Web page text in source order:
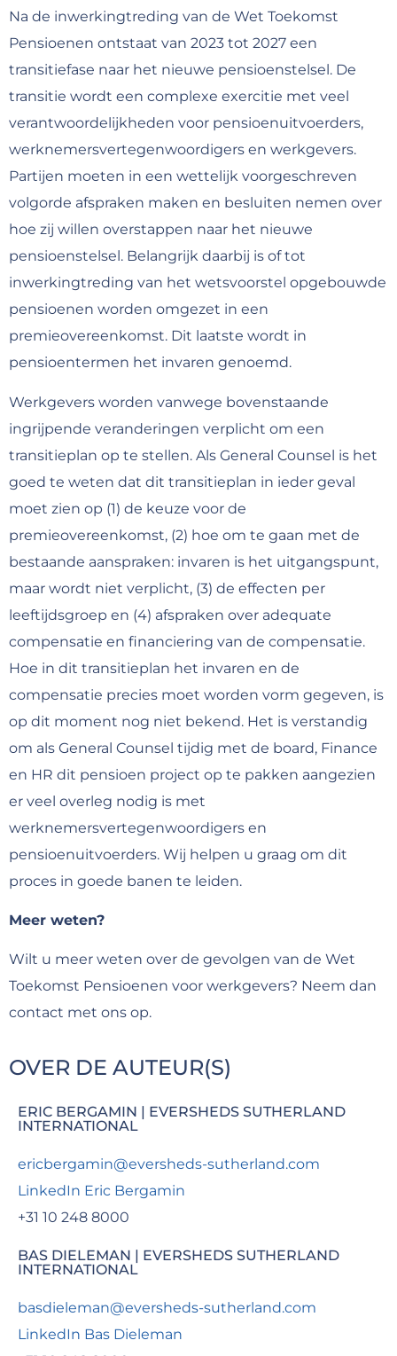
Na de inwerkingtreding van de Wet Toekomst
Pensioenen ontstaat van 2023 tot 2027 een
transitiefase naar het nieuwe pensioenstelsel. De
transitie wordt een complexe exercitie met veel
verantwoordelijkheden voor pensioenuitvoerders,
werknemersvertegenwoordigers en werkgevers.
Partijen moeten in een wettelijk voorgeschreven
volgorde afspraken maken en besluiten nemen over
hoe zij willen overstappen naar het nieuwe
pensioenstelsel. Belangrijk daarbij is of tot
inwerkingtreding van het wetsvoorstel opgebouwde
pensioenen worden omgezet in een
premieovereenkomst. Dit laatste wordt in
pensioentermen het invaren genoemd.
Werkgevers worden vanwege bovenstaande
ingrijpende veranderingen verplicht om een
transitieplan op te stellen. Als General Counsel is het
goed te weten dat dit transitieplan in ieder geval
moet zien op (1) de keuze voor de
premieovereenkomst, (2) hoe om te gaan met de
bestaande aanspraken: invaren is het uitgangspunt,
maar wordt niet verplicht, (3) de effecten per
leeftijdsgroep en (4) afspraken over adequate
compensatie en financiering van de compensatie.
Hoe in dit transitieplan het invaren en de
compensatie precies moet worden vorm gegeven, is
op dit moment nog niet bekend. Het is verstandig
om als General Counsel tijdig met de board, Finance
en HR dit pensioen project op te pakken aangezien
er veel overleg nodig is met
werknemersvertegenwoordigers en
pensioenuitvoerders. Wij helpen u graag om dit
proces in goede banen te leiden.
Meer weten?
Wilt u meer weten over de gevolgen van de Wet
Toekomst Pensioenen voor werkgevers? Neem dan
contact met ons op.
OVER DE AUTEUR(S)
ERIC BERGAMIN | EVERSHEDS SUTHERLAND
INTERNATIONAL
ericbergamin@eversheds-sutherland.com
LinkedIn Eric Bergamin
+31 10 248 8000
BAS DIELEMAN | EVERSHEDS SUTHERLAND
INTERNATIONAL
basdieleman@eversheds-sutherland.com
LinkedIn Bas Dieleman